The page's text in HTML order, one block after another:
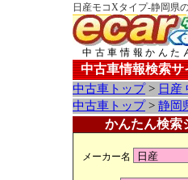
日産モコXタイプ-静岡県
中古車情報かんた
中古車情報検索サ
中古車トップ> 日産
中古車トップ> 静岡
かんたん検索
メーカー名